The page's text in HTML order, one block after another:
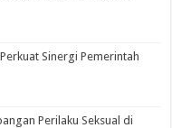
Sinergi Pemerintah
Perilaku Seksual di